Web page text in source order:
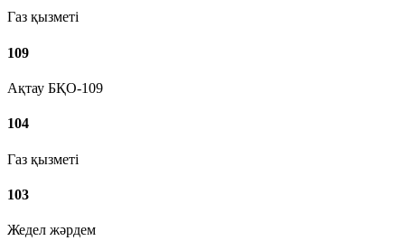
Газ қызметі
109
Ақтау БҚО-109
104
Газ қызметі
103
Жедел жәрдем